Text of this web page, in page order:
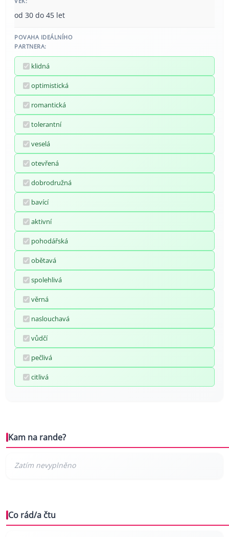
od 30 do 45 let
POVAHA IDEÁLNÍHO
PARTNERA:
klidná
optimistická
romantická
tolerantní
veselá
otevřená
dobrodružná
bavící
aktivní
pohodářská
obětavá
spolehlivá
věrná
naslouchavá
vůdčí
pečlivá
citlivá
Kam na rande?
Co rád/a čtu